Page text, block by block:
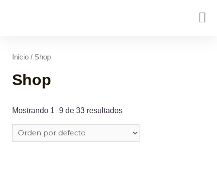
Inicio/ Shop
Shop
Mostrando 1–9 de 33 resultados